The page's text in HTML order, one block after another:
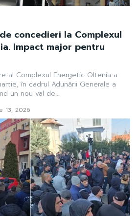
concedieri la Complexul
Impact major pentru
al Complexul Energetic Oltenia a
în cadrul Adunării Generale a
un nou val de...
13, 2026